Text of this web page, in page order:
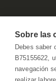
Sobre las
Debes saber
B75155622,
navegación